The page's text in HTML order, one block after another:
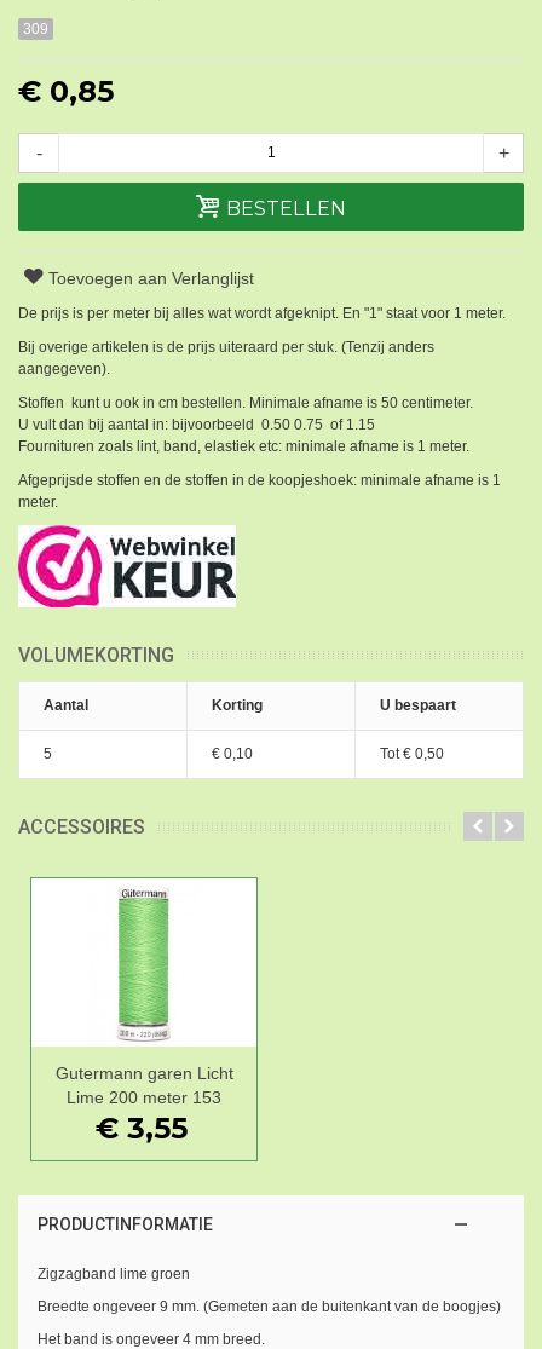
309
€ 0,85
- +
BESTELLEN
Toevoegen aan Verlanglijst
De prijs is per meter bij alles wat wordt afgeknipt. En "1" staat voor 1 meter.
Bij overige artikelen is de prijs uiteraard per stuk. (Tenzij anders
aangegeven).
Stoffen kunt u ook in cm bestellen. Minimale afname is 50 centimeter.
U vult dan bij aantal in: bijvoorbeeld 0.50 0.75 of 1.15
Fournituren zoals lint, band, elastiek etc: minimale afname is 1 meter.
Afgeprijsde stoffen en de stoffen in de koopjeshoek: minimale afname is 1
meter.
VOLUMEKORTING
Aantal Korting U bespaart
5 € 0,10 Tot € 0,50
ACCESSOIRES
Gutermann garen Licht
Lime 200 meter 153
€ 3,55
PRODUCTINFORMATIE
Zigzagband lime groen
Breedte ongeveer 9 mm. (Gemeten aan de buitenkant van de boogjes)
Het band is ongeveer 4 mm breed.